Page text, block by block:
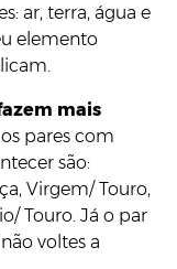
ar, terra, água e
elemento
mais
pares com
são:
Virgem/ Touro,
Touro. Já o par
voltes a